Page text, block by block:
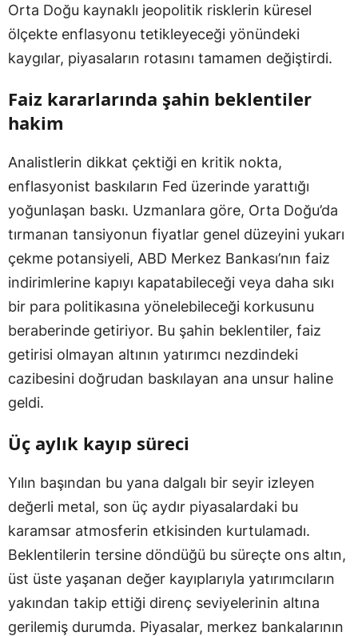
Orta Doğu kaynaklı jeopolitik risklerin küresel
ölçekte enflasyonu tetikleyeceği yönündeki
kaygılar, piyasaların rotasını tamamen değiştirdi.
Faiz kararlarında şahin beklentiler
hakim
Analistlerin dikkat çektiği en kritik nokta,
enflasyonist baskıların Fed üzerinde yarattığı
yoğunlaşan baskı. Uzmanlara göre, Orta Doğu’da
tırmanan tansiyonun fiyatlar genel düzeyini yukarı
çekme potansiyeli, ABD Merkez Bankası’nın faiz
indirimlerine kapıyı kapatabileceği veya daha sıkı
bir para politikasına yönelebileceği korkusunu
beraberinde getiriyor. Bu şahin beklentiler, faiz
getirisi olmayan altının yatırımcı nezdindeki
cazibesini doğrudan baskılayan ana unsur haline
geldi.
Üç aylık kayıp süreci
Yılın başından bu yana dalgalı bir seyir izleyen
değerli metal, son üç aydır piyasalardaki bu
karamsar atmosferin etkisinden kurtulamadı.
Beklentilerin tersine döndüğü bu süreçte ons altın,
üst üste yaşanan değer kayıplarıyla yatırımcıların
yakından takip ettiği direnç seviyelerinin altına
gerilemiş durumda. Piyasalar, merkez bankalarının